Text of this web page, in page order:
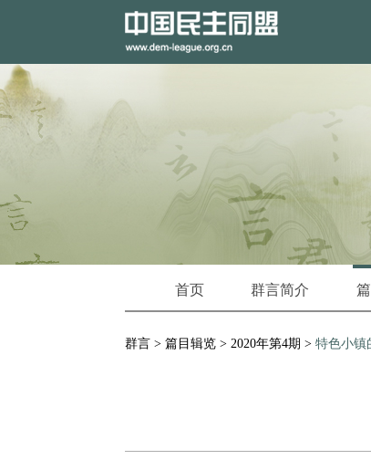
首页 群言简介
群言 > 篇目辑览 > 2020年第4期 > 特色小镇